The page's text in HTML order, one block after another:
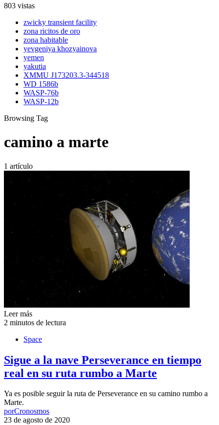
803 vistas
zwicky transient facility
zona ricitos de oro
zona habitable
yevgeniya khozyainova
yemen
yakutia
XMMU J173203.3-344518
WD 1586b
WASP-76b
WASP-12b
Browsing Tag
camino a marte
1 artículo
Leer más
2 minutos de lectura
Space
Sigue a la nave Perseverance en tiempo
real en su ruta rumbo a Marte
Ya es posible seguir la ruta de Perseverance en su camino rumbo a
Marte.
porCronosmos
23 de agosto de 2020